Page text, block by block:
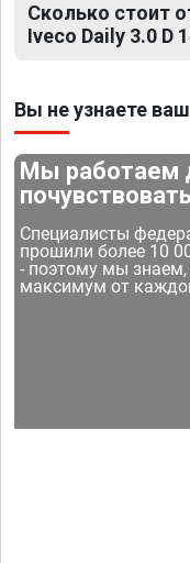
Сколько стоит
Iveco Daily 3.0 D
Вы не узнаете
Мы работаем
Специалисты
прошили более 10
- поэтому мы
максимум от